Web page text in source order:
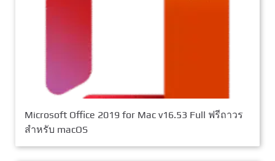
Microsoft Office 2019 for Mac v16.53 Full ฟรีถาวร
สำหรับ macOS